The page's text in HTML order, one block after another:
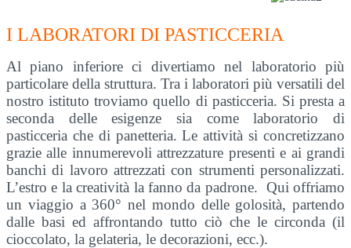
I LABORATORI DI PASTICCERIA
Al piano inferiore ci divertiamo nel laboratorio più
particolare della struttura. Tra i laboratori più versatili del
nostro istituto troviamo quello di pasticceria. Si presta a
seconda delle esigenze sia come laboratorio di
pasticceria che di panetteria. Le attività si concretizzano
grazie alle innumerevoli attrezzature presenti e ai grandi
banchi di lavoro attrezzati con strumenti personalizzati.
L’estro e la creatività la fanno da padrone. Qui offriamo
un viaggio a 360° nel mondo delle golosità, partendo
dalle basi ed affrontando tutto ciò che le circonda (il
cioccolato, la gelateria, le decorazioni, ecc.).